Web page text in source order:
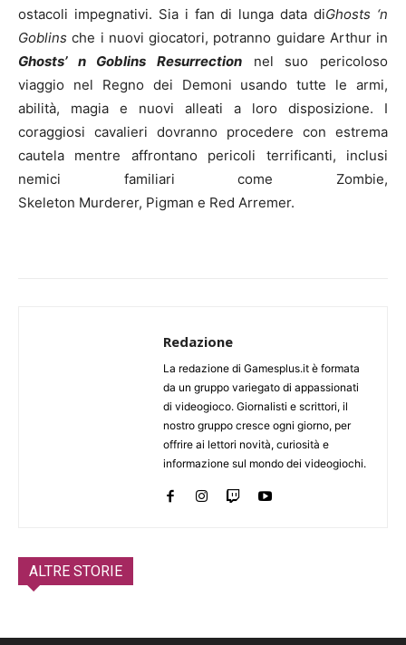
ostacoli impegnativi. Sia i fan di lunga data diGhosts ‘n
Goblins che i nuovi giocatori, potranno guidare Arthur in
Ghosts’ n Goblins Resurrection nel suo pericoloso
viaggio nel Regno dei Demoni usando tutte le armi,
abilità, magia e nuovi alleati a loro disposizione. I
coraggiosi cavalieri dovranno procedere con estrema
cautela mentre affrontano pericoli terrificanti, inclusi
nemici familiari come Zombie,
Skeleton Murderer, Pigman e Red Arremer.
Redazione
La redazione di Gamesplus.it è formata
da un gruppo variegato di appassionati
di videogioco. Giornalisti e scrittori, il
nostro gruppo cresce ogni giorno, per
offrire ai lettori novità, curiosità e
informazione sul mondo dei videogiochi.
ALTRE STORIE